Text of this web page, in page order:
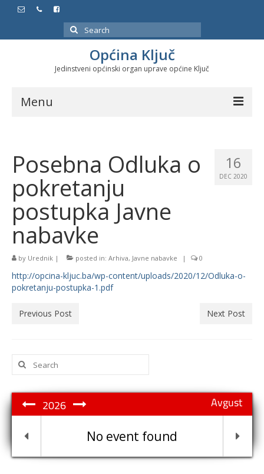
Search
for:
Općina Ključ
Jedinstveni općinski organ uprave općine Ključ
Menu
Službeni glasnici
Javne nabavke
Značajni datumi i manifestacije
Program energetske efikasnosti u stambenom
sektoru
16
DEC 2020
Posebna Odluka o
pokretanju
postupka Javne
nabavke
by Urednik | posted in: Arhiva, Javne nabavke | 0
http://opcina-kljuc.ba/wp-content/uploads/2020/12/Odluka-o-
pokretanju-postupka-1.pdf
Previous Post Next Post
Search
for:
Avgust
2026
No event found